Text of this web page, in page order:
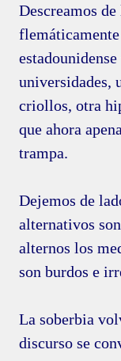
Descreamos
universidades,
criollos, otra
que ahora
trampa.
Dejemos de
alternativos
alternos los
son burdos e
La soberbia
discurso se